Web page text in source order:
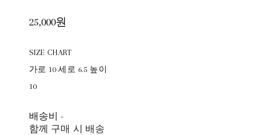
25,000원
SIZE CHART
가로 10 세로 6.5 높이
10
배송비-
함께 구매 시 배송